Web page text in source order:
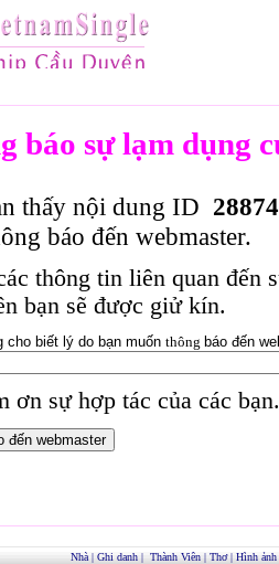
báo sự lạm dụng
thấy nội dung ID
báo đến webmaster.
thông tin liên quan đến
bạn sẽ được giử kín.
cho biết lý do bạn muốn thông báo đến
ơn sự hợp tác của các bạn.
Nhà | Ghi danh | Thành Viên | Thơ| Hình ảnh